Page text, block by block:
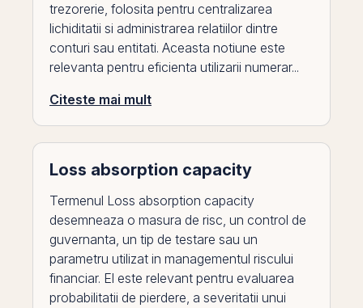
trezorerie, folosita pentru centralizarea
lichiditatii si administrarea relatiilor dintre
conturi sau entitati. Aceasta notiune este
relevanta pentru eficienta utilizarii numerar...
Citeste mai mult
Loss absorption capacity
Termenul Loss absorption capacity
desemneaza o masura de risc, un control de
guvernanta, un tip de testare sau un
parametru utilizat in managementul riscului
financiar. El este relevant pentru evaluarea
probabilitatii de pierdere, a severitatii unui